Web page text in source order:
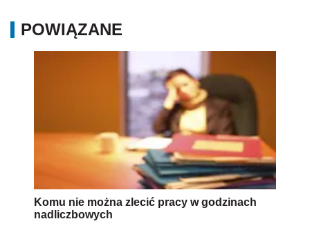
POWIĄZANE
Komu nie można zlecić pracy w godzinach
nadliczbowych